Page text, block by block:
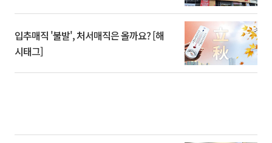
입추매직 '불발', 처서매직은 올까요? [해
시태그]